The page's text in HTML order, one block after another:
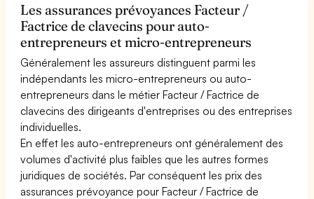
Les assurances prévoyances Facteur /
Factrice de clavecins pour auto-
entrepreneurs et micro-entrepreneurs
Généralement les assureurs distinguent parmi les
indépendants les micro-entrepreneurs ou auto-
entrepreneurs dans le métier Facteur / Factrice de
clavecins des dirigeants d'entreprises ou des entreprises
individuelles.
En effet les auto-entrepreneurs ont généralement des
volumes d'activité plus faibles que les autres formes
juridiques de sociétés. Par conséquent les prix des
assurances prévoyance pour Facteur / Factrice de